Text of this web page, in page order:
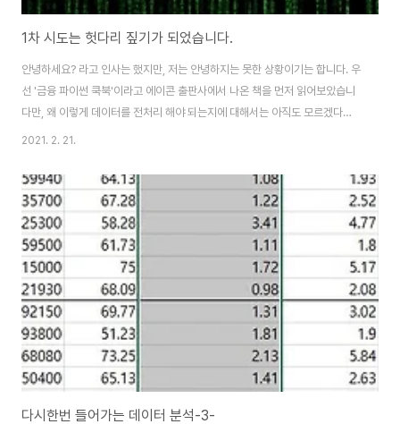
1차 시도는 헛다리 짚기가 되었습니다.
안녕하세요? 라고 인사는 했지만, 저는 안녕하지는 못한 상황이기는 합니다. 우
선 '금융 파이썬 쿡북'이라고 에이콘 출판사에서 나온 책을 먼저 읽어보았습니
다만, 왜 이렇게 데이터를 전처리 해야 되는지에 대해서는 아직도 모르겠다는
겁니다. 그나마 쓸만한 것은 이제 chapter2부터 시작인데, 여기다가 전처리
않은게, 일단 기계학습에 사용이 될 데이터 인 것으로 보이기는 합니다. 다만 지
금은 이걸 사용하지 않을 것이기 때문에, 지금 당장은 어떻게 쓸만한 내용이 아
니라는 판단을 하지만, 이게 맞는지 아닌지는 이 책을 다 읽어봐야 한다는 것이
문제라면 문제입니다. 아무튼 이래저래 무언가 살펴봐야 할 것은 많이 있는데,
제 컨디션은 그걸..
2021. 2. 21.
다시한번 들어가는 데이터 분석-3-